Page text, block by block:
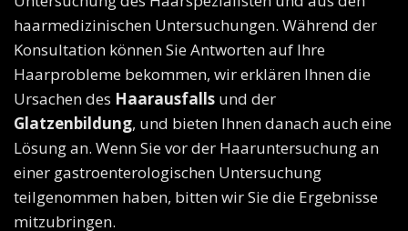
haarmedizinischen Untersuchungen. Während der
Konsultation können Sie Antworten auf Ihre
Haarprobleme bekommen, wir erklären Ihnen die
Ursachen des Haarausfalls und der
Glatzenbildung, und bieten Ihnen danach auch eine
Lösung an. Wenn Sie vor der Haaruntersuchung an
einer gastroenterologischen Untersuchung
teilgenommen haben, bitten wir Sie die Ergebnisse
mitzubringen.